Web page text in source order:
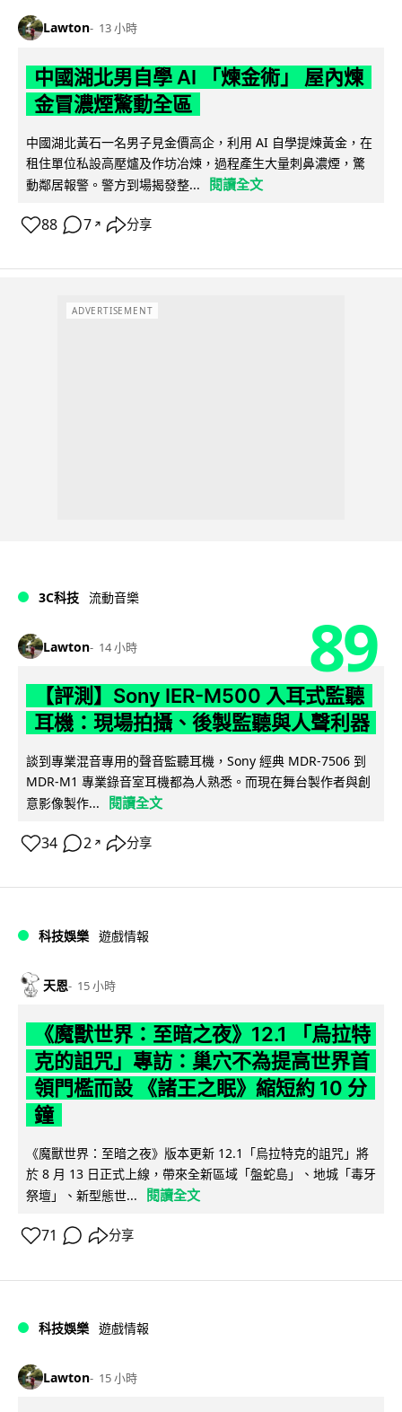
Lawton 13 小時
中國湖北男自學 AI 「煉金術」 屋內煉
金冒濃煙驚動全區
中國湖北黃石一名男子見金價高企，利用 AI 自學提煉黃金，在
租住單位私設高壓爐及作坊冶煉，過程產生大量刺鼻濃煙，驚
動鄰居報警。警方到場揭發整...
閱讀全文
88 7 ↗ 分享
ADVERTISEMENT
3C科技 流動音樂
Lawton 14 小時 89
【評測】Sony IER-M500 入耳式監聽
耳機：現場拍攝、後製監聽與人聲利器
談到專業混音專用的聲音監聽耳機，Sony 經典 MDR-7506 到
MDR-M1 專業錄音室耳機都為人熟悉。而現在舞台製作者與創
意影像製作...
閱讀全文
34 2 ↗ 分享
科技娛樂 遊戲情報
天恩 15 小時
《魔獸世界：至暗之夜》12.1 「烏拉特
克的詛咒」專訪：巢穴不為提高世界首
領門檻而設 《諸王之眠》縮短約 10 分
鐘
《魔獸世界：至暗之夜》版本更新 12.1「烏拉特克的詛咒」將
於 8 月 13 日正式上線，帶來全新區域「盤蛇島」、地城「毒牙
祭壇」、新型態世...
閱讀全文
71 分享
科技娛樂 遊戲情報
Lawton 15 小時